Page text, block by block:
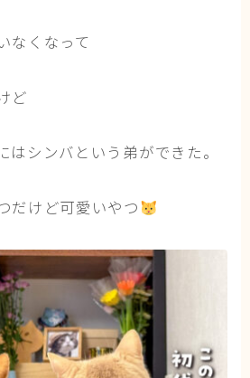
なくなって
ど
はシンバという弟ができた。
だけど可愛いやつ